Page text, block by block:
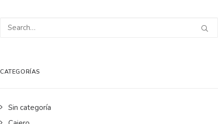
CATEGORÍAS
Sin categoría